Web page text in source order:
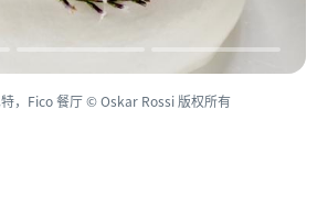
，Fico 餐厅 © Oskar Rossi 版权所有